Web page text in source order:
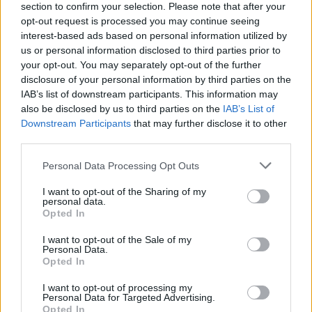
section to confirm your selection. Please note that after your
opt-out request is processed you may continue seeing
interest-based ads based on personal information utilized by
us or personal information disclosed to third parties prior to
your opt-out. You may separately opt-out of the further
disclosure of your personal information by third parties on the
IAB’s list of downstream participants. This information may
also be disclosed by us to third parties on the IAB’s List of
Downstream Participants that may further disclose it to other
Please note that this website/app uses one or more Google
not limited to your visit or usage behaviour. You may click to
grant or deny consent to Google and its third-party tags to
use your data for below specified purposes in below Google
consent section.
Personal Data Processing Opt Outs
I want to opt-out of the Sharing of my
personal data.
Opted In
I want to opt-out of the Sale of my
Personal Data.
Opted In
I want to opt-out of processing my
Personal Data for Targeted Advertising.
Opted In
okoznak, és tovább emelik a vérnyomást.
A stressz azonnal megemeli a vérnyomást,
amely persze előnyös is lehet: erősebben
tudunk a problémára fókuszálni, gyorsabban,
intenzívebben vagyunk képesek reagálni a
veszély- vagy problémahelyzetekre. Ha ez csak
átmeneti helyzet, ha ezután megpihenhet a
szervezetünk, akkor nem is káros
Idegrendszeri problémák – például neuropáthia
is állhat a háttérben.
Ritkán, de előfordulhat, hogy hormonális
betegsége van a magas-vérnyomásos betegnek.